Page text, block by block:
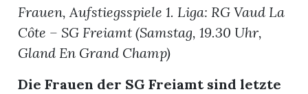
Frauen, Aufstiegsspiele 1. Liga: RG Vaud La
Côte – SG Freiamt (Samstag, 19.30 Uhr,
Gland En Grand Champ)
Die Frauen der SG Freiamt sind letzte